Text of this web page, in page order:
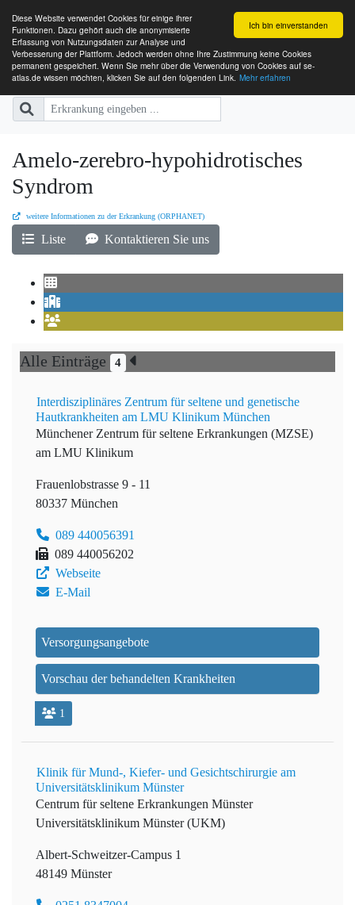
Ich bin einverstanden
Diese Website verwendet Cookies für einige ihrer
Funktionen. Dazu gehört auch die anonymisierte
Erfassung von Nutzungsdaten zur Analyse und
Verbesserung der Plattform. Jedoch werden ohne Ihre Zustimmung keine Cookies
permanent gespeichert. Wenn Sie mehr über die Verwendung von Cookies auf se-
atlas.de wissen möchten, klicken Sie auf den folgenden Link. Mehr erfahren
SE-ATLAS
Versorgungsatlas für Menschen
Amelo-zerebro-hypohidrotisches
Syndrom
weitere Informationen zu der Erkrankung (ORPHANET)
Liste Kontaktieren Sie uns
Alle Einträge 4
Interdisziplinäres Zentrum für seltene und genetische
Hautkrankheiten am LMU Klinikum München
Münchener Zentrum für seltene Erkrankungen (MZSE)
am LMU Klinikum
Frauenlobstrasse 9 - 11
80337 München
089 440056391
089 440056202
Webseite
E-Mail
Versorgungsangebote
Vorschau der behandelten Krankheiten
1
Klinik für Mund-, Kiefer- und Gesichtschirurgie am
Universitätsklinikum Münster
Centrum für seltene Erkrankungen Münster
Universitätsklinikum Münster (UKM)
Albert-Schweitzer-Campus 1
48149 Münster